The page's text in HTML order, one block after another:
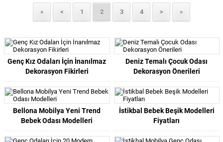
« < 1 2 3 4 > »
Genç Kız Odaları İçin İnanılmaz
Dekorasyon Fikirleri
Deniz Temalı Çocuk Odası
Dekorasyon Önerileri
Bellona Mobilya Yeni Trend
Bebek Odası Modelleri
İstikbal Bebek Beşik Modelleri
Fiyatları